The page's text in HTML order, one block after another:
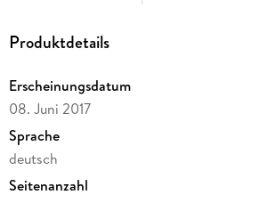
Mein Lotta-Leben. Eine Natter macht die
Mein Lotta-Leben. Wenn die Frösche
Mein Lotta-Leben. Da lachen ja die Hunde!
Produktdetails
Erscheinungsdatum
08. Juni 2017
Sprache
deutsch
Seitenanzahl